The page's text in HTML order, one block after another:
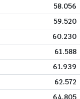
58.056
59.520
60.230
61.588
61.939
62.572
64.805